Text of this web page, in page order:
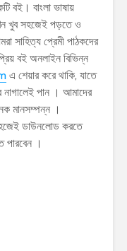
বাংলা ভাষায়
খুব সহজেই পড়তে ও
সাহিত্য প্রেমী পাঠকদের
বই অনলাইন বিভিন্ন
এ শেয়ার করে থাকি, যাতে
পান । আমাদের
মানসম্পন্ন ।
ডাউনলোড করতে
পারবেন ।